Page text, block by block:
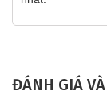
ĐÁNH GIÁ